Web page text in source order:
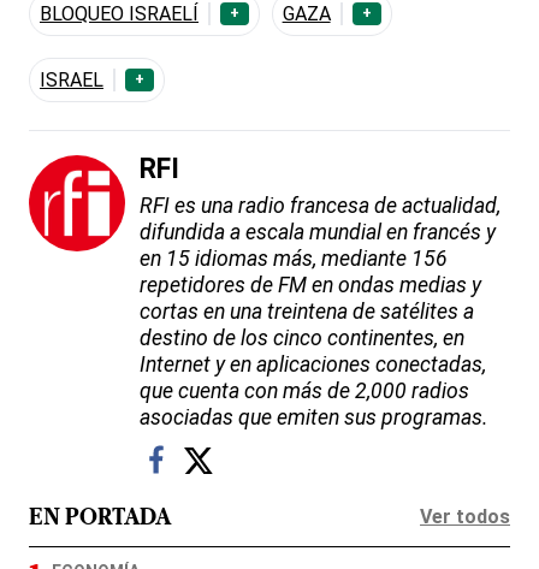
BLOQUEO ISRAELÍ + GAZA +
ISRAEL +
RFI
RFI es una radio francesa de actualidad,
difundida a escala mundial en francés y
en 15 idiomas más, mediante 156
repetidores de FM en ondas medias y
cortas en una treintena de satélites a
destino de los cinco continentes, en
Internet y en aplicaciones conectadas,
que cuenta con más de 2,000 radios
asociadas que emiten sus programas.
EN PORTADA Ver todos